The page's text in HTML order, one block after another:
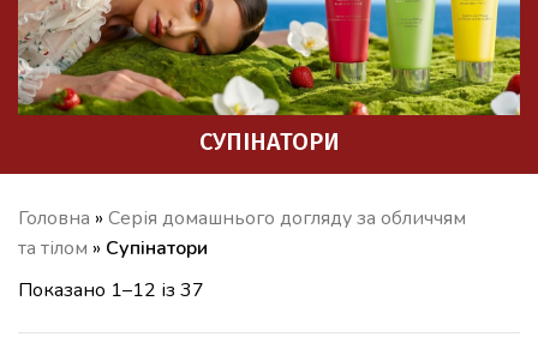
СУПІНАТОРИ
Головна » Серія домашнього догляду за обличчям
та тілом » Супінатори
Показано 1–12 із 37